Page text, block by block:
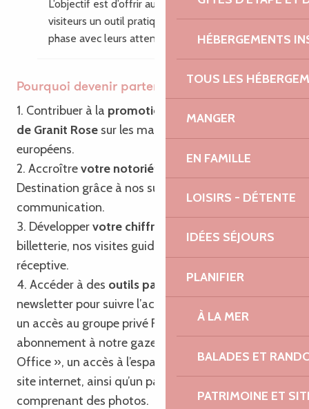
HÉBERGEMENTS
TOUS LES
MANGER
EN FAMILLE
LOISIRS - DÉTENTE
IDÉES SÉJOURS
PLANIFIER
À LA MER
BALADES ET
PATRIMOINE ET
L’objectif est d’offrir aux habitants et aux
visiteurs un outil pratique, inspirant, en
phase avec leurs attentes.
Pourquoi devenir partenaire ?
1. Contribuer à la promotion de Bretagne – Côte
de Granit Rose sur les marchés français et
européens.
2. Accroîtrevotre notoriété
Destination grâce à nos supports de
communication.
3. Développervotre chiffre d’affaires
grâce à notre
billetterie, nos visites guidées et notre agence
réceptive.
4. Accéder à des outils partagés tels que notre
newsletter pour suivre l’actualité touristique locale,
un accès au groupe privé Facebook, un
abonnement à notre gazette « Trégor Post
Office », un accès à l’espace professionnel de notre
site internet, ainsi qu’un pack communication
comprenant des photos.